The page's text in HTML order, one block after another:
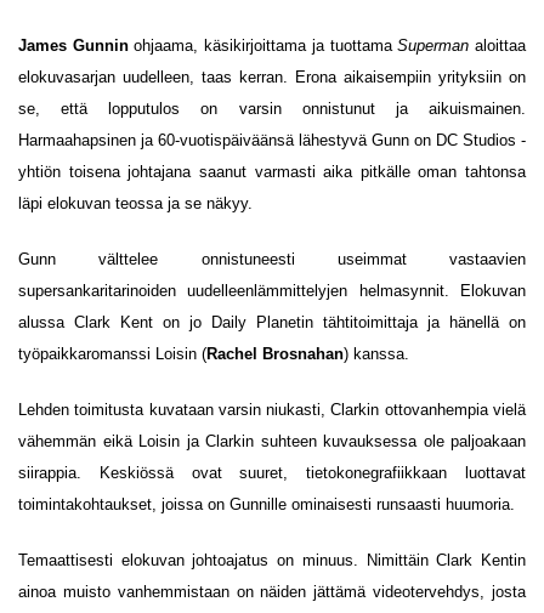
James Gunninohjaama, käsikirjoittama ja tuottamaSuperman aloittaa
elokuvasarjan uudelleen, taas kerran. Erona aikaisempiin yrityksiin on
se, että lopputulos on varsin onnistunut ja aikuismainen.
Harmaahapsinen ja 60-vuotispäiväänsä lähestyvä Gunn on DC Studios -
yhtiön toisena johtajana saanut varmasti aika pitkälle oman tahtonsa
läpi elokuvan teossa ja se näkyy.
Gunn välttelee onnistuneesti useimmat vastaavien
supersankaritarinoiden uudelleenlämmittelyjen helmasynnit. Elokuvan
alussa Clark Kent on jo Daily Planetin tähtitoimittaja ja hänellä on
työpaikkaromanssi Loisin (Rachel Brosnahan) kanssa.
Lehden toimitusta kuvataan varsin niukasti, Clarkin ottovanhempia vielä
vähemmän eikä Loisin ja Clarkin suhteen kuvauksessa ole paljoakaan
siirappia. Keskiössä ovat suuret, tietokonegrafiikkaan luottavat
toimintakohtaukset, joissa on Gunnille ominaisesti runsaasti huumoria.
Temaattisesti elokuvan johtoajatus on minuus. Nimittäin Clark Kentin
ainoa muisto vanhemmistaan on näiden jättämä videotervehdys, josta